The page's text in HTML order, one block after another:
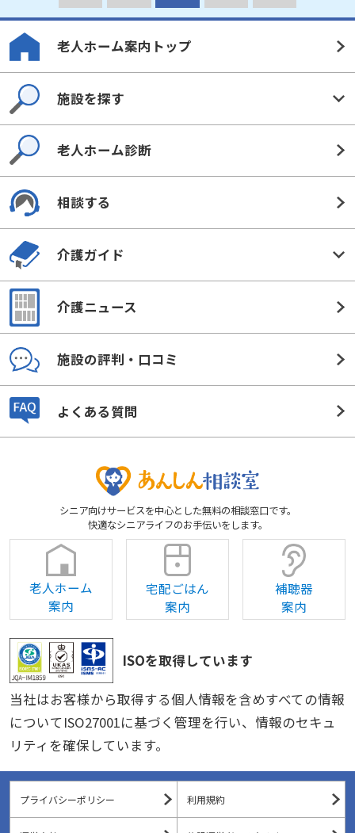
老人ホーム案内トップ
施設を探す
老人ホーム診断
相談する
介護ガイド
介護ニュース
施設の評判・口コミ
よくある質問
シニア向けサービスを中心とした無料の相談窓口です。
快適なシニアライフのお手伝いをします。
老人ホーム
案内
宅配ごはん
案内
補聴器
案内
ISOを取得しています
当社はお客様から取得する個人情報を含めすべての情報
についてISO27001に基づく管理を行い、情報のセキュ
リティを確保しています。
プライバシーポリシー 利用規約